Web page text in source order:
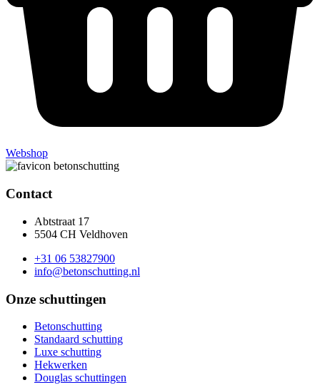
Webshop
Contact
Abtstraat 17
5504 CH Veldhoven
+31 06 53827900
info@betonschutting.nl
Onze schuttingen
Betonschutting
Standaard schutting
Luxe schutting
Hekwerken
Douglas schuttingen